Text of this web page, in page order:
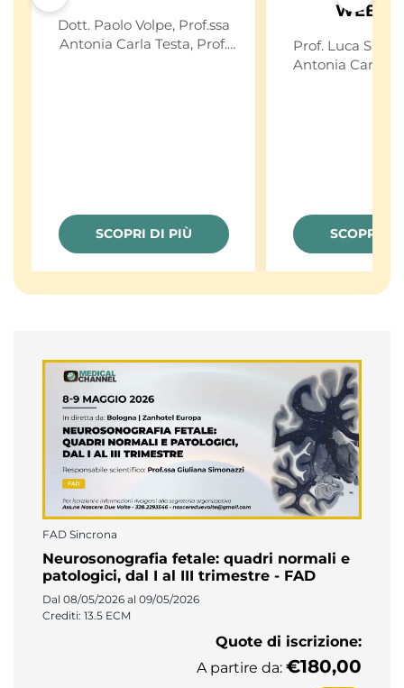
Dott. Paolo Volpe, Prof.ssa
Antonia Carla Testa, Prof.
SCOPRI DI PIÙ
Prof. Luca Savelli,
Antonia Carla
SCOPRI DI
FAD Sincrona
Neurosonografia fetale: quadri normali e
patologici, dal I al III trimestre - FAD
Dal 08/05/2026 al 09/05/2026
Crediti: 13.5 ECM
Quote di iscrizione:
A partire da: €180,00